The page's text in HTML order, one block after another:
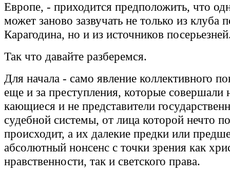
Европе, - приходится предположить, что
может заново зазвучать не только из клуба
Карагодина, но и из источников
Так что давайте разберемся.
Для начала - само явление коллективного
еще и за преступления, которые совершали
кающиеся и не представители
судебной системы, от лица которой нечто
происходит, а их далекие предки или
абсолютный нонсенс с точки зрения как
нравственности, так и светского права.